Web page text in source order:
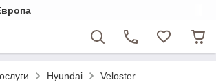
Hyundai Veloster